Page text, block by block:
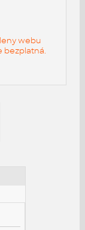
webu
bezplatná.